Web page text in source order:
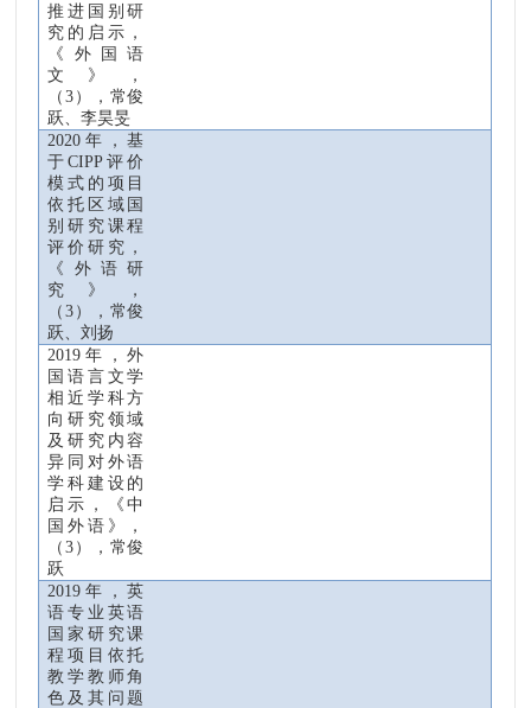
推进国别研
究的启示，
《外国语
文》，
（3 ）
，常俊
跃、李昊旻
2020 年，基
于CIPP 评价
模式的项目
依托区域国
别研究课程
评价研究，
《外语研
究》，
（3 ）
，常俊
跃、刘扬
2019 年，外
国语言文学
相近学科方
向研究领域
及研究内容
异同对外语
学科建设的
启示，《中
国外语》，
（3 ），常俊
跃
2019 年，英
语专业英语
国家研究课
程项目依托
教学教师角
色及其问题